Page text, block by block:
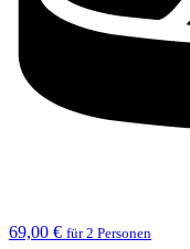
69,00 € für 2 Personen